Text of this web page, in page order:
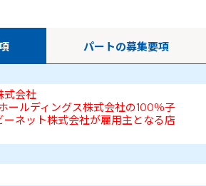
パートの募集要項
式会社
ールディングス株式会社の100％子
ネット株式会社が雇用主となる店